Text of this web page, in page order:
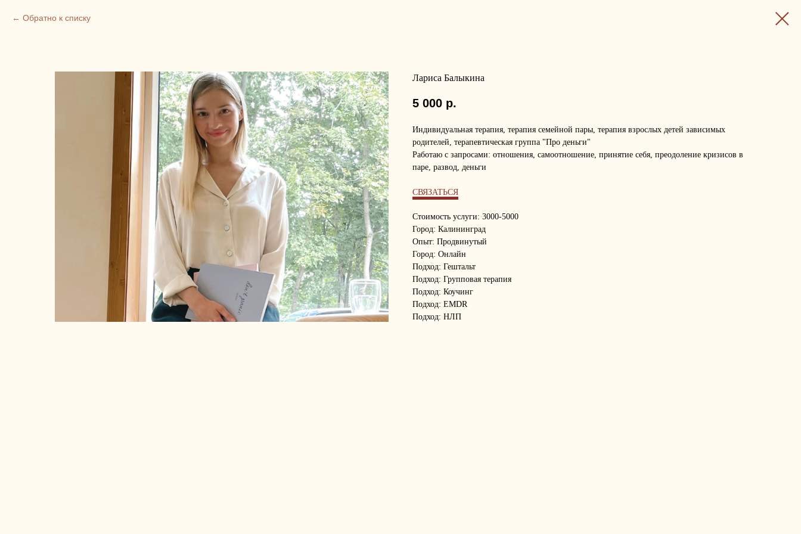
Обратно к списку
Лариса Балыкина
5 000 р.
Индивидуальная терапия, терапия семейной пары, терапия взрослых детей зависимых
родителей, терапевтическая группа "Про деньги"
Работаю с запросами: отношения, самоотношение, принятие себя, преодоление кризисов в
паре, развод, деньги
СВЯЗАТЬСЯ
Стоимость услуги: 3000-5000
Город: Калининград
Опыт: Продвинутый
Город: Онлайн
Подход: Гештальт
Подход: Групповая терапия
Подход: Коучинг
Подход: EMDR
Подход: НЛП